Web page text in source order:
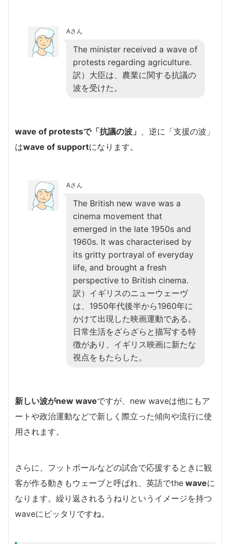
Aさん
The minister received a wave of
protests regarding agriculture.
訳）大臣は、農業に関する抗議の
波を受けた。
wave of protestsで「抗議の波」
、逆に「支援の波」
はwave of supportになります。
Aさん
The British new wave was a
cinema movement that
emerged in the late 1950s and
1960s. It was characterised by
its gritty portrayal of everyday
life, and brought a fresh
perspective to British cinema.
訳）イギリスのニューウェーヴ
は、1950年代後半から1960年に
かけて出現した映画運動である。
日常生活をざらざらと描写する特
徴があり、イギリス映画に新たな
視点をもたらした。
新しい波がnew waveですが、new waveは他にもア
ートや政治運動などで新しく際立った傾向や流行に使
用されます。
さらに、フットボールなどの試合で応援するときに観
客が作る動きもウェーブと呼ばれ、英語でthe waveに
なります。繰り返されるうねりというイメージを持つ
waveにピッタリですね。